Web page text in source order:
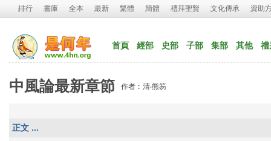
排行 書庫 全本 最新 繁體 簡體 禮拜聖賢 文化傳承 資助
首頁 經部 史部 子部 集部 其他 禮
中風論最新章節 作者︰清‧熊笏
正文 ...